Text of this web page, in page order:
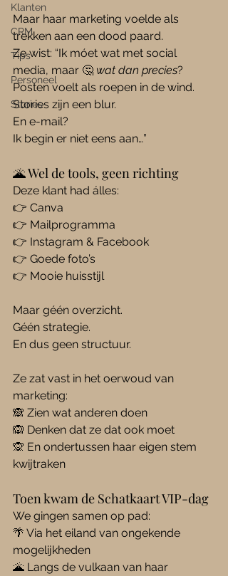
Klanten
CRM
Tips
Personeel
Stories
Maar haar marketing voelde als
trekken aan een dood paard.
Ze wist: “Ik móet wat met social
media, maar 🤔 wat dan precies?
Posten voelt als roepen in de wind.
Stories zijn een blur.
En e-mail?
Ik begin er niet eens aan…”
🌋 Wel de tools, geen richting
Deze klant had álles:
👉 Canva
👉 Mailprogramma
👉 Instagram & Facebook
👉 Goede foto’s
👉 Mooie huisstijl
Maar géén overzicht.
Géén strategie.
En dus geen structuur.
Ze zat vast in het oerwoud van
marketing:
🙈 Zien wat anderen doen
🙉 Denken dat ze dat ook moet
🙊 En ondertussen haar eigen stem
kwijtraken
Toen kwam de Schatkaart VIP-dag
We gingen samen op pad:
🌴 Via het eiland van ongekende
mogelijkheden
🌋 Langs de vulkaan van haar